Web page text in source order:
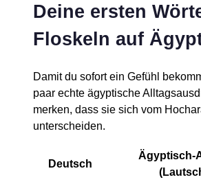
Deine ersten
Floskeln auf
Damit du sofort ein Gefühl
paar echte ägyptische
merken, dass sie sich vom
unterscheiden.
Deutsch
Ägyptisch-